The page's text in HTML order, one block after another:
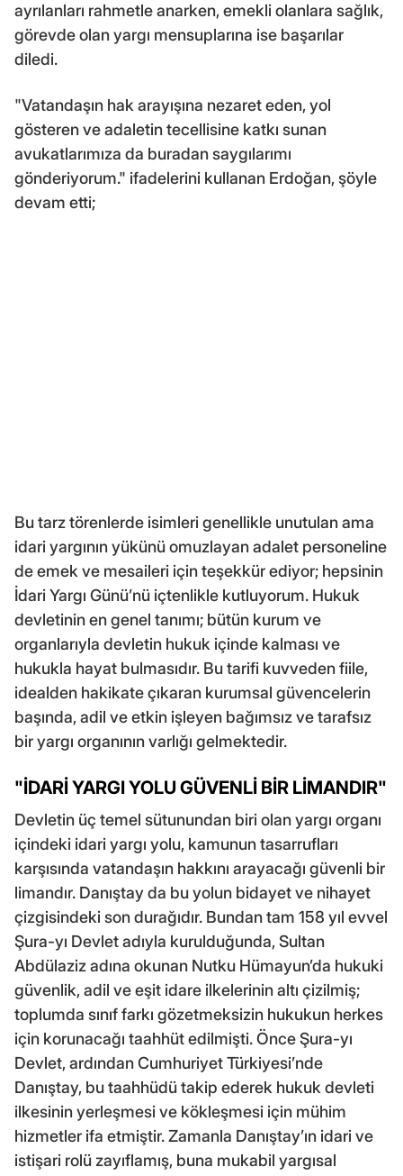
ayrılanları rahmetle anarken, emekli olanlara sağlık,
görevde olan yargı mensuplarına ise başarılar
diledi.
"Vatandaşın hak arayışına nezaret eden, yol
gösteren ve adaletin tecellisine katkı sunan
avukatlarımıza da buradan saygılarımı
gönderiyorum." ifadelerini kullanan Erdoğan, şöyle
devam etti;
Bu tarz törenlerde isimleri genellikle unutulan ama
idari yargının yükünü omuzlayan adalet personeline
de emek ve mesaileri için teşekkür ediyor; hepsinin
İdari Yargı Günü’nü içtenlikle kutluyorum. Hukuk
devletinin en genel tanımı; bütün kurum ve
organlarıyla devletin hukuk içinde kalması ve
hukukla hayat bulmasıdır. Bu tarifi kuvveden fiile,
idealden hakikate çıkaran kurumsal güvencelerin
başında, adil ve etkin işleyen bağımsız ve tarafsız
bir yargı organının varlığı gelmektedir.
"İDARİ YARGI YOLU GÜVENLİ BİR LİMANDIR"
Devletin üç temel sütunundan biri olan yargı organı
içindeki idari yargı yolu, kamunun tasarrufları
karşısında vatandaşın hakkını arayacağı güvenli bir
limandır. Danıştay da bu yolun bidayet ve nihayet
çizgisindeki son durağıdır. Bundan tam 158 yıl evvel
Şura-yı Devlet adıyla kurulduğunda, Sultan
Abdülaziz adına okunan Nutku Hümayun’da hukuki
güvenlik, adil ve eşit idare ilkelerinin altı çizilmiş;
toplumda sınıf farkı gözetmeksizin hukukun herkes
için korunacağı taahhüt edilmişti. Önce Şura-yı
Devlet, ardından Cumhuriyet Türkiyesi’nde
Danıştay, bu taahhüdü takip ederek hukuk devleti
ilkesinin yerleşmesi ve kökleşmesi için mühim
hizmetler ifa etmiştir. Zamanla Danıştay’ın idari ve
istişari rolü zayıflamış, buna mukabil yargısal